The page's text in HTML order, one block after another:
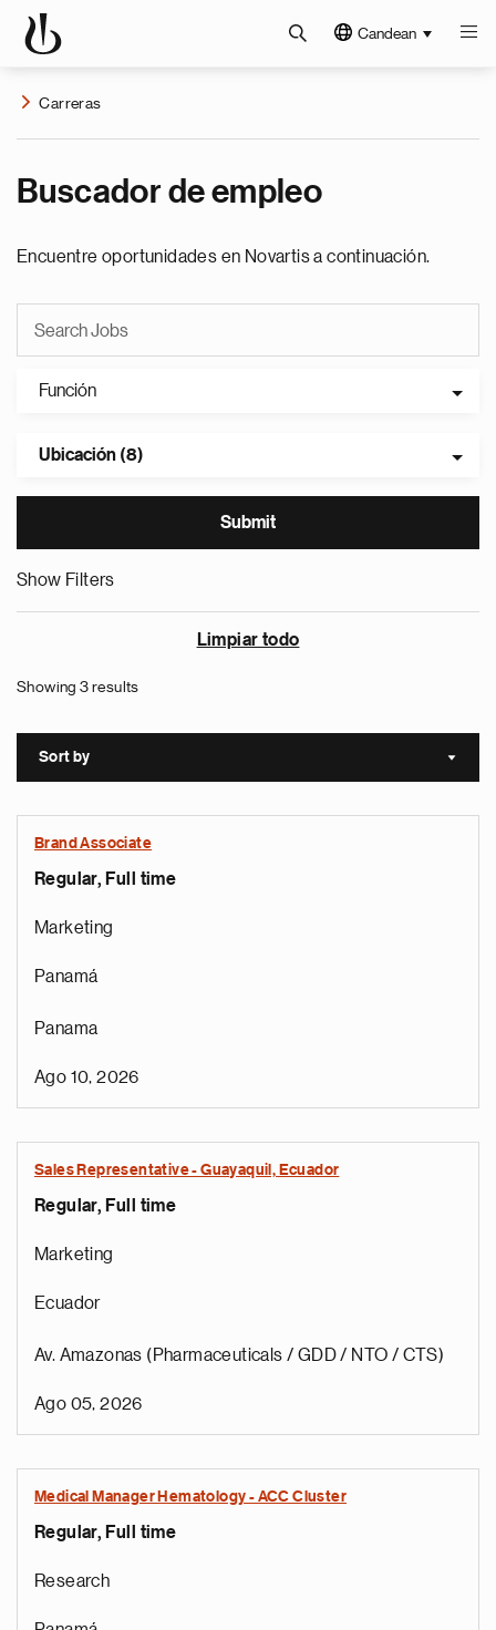
Candean
Carreras
Buscador de empleo
Encuentre oportunidades en Novartis a continuación.
Función
Ubicación (8)
Show Filters
Limpiar todo
Showing 3 results
Sort by Sort
Brand Associate
Regular, Full time
Marketing
Panamá
Panama
Ago 10, 2026
Sales Representative - Guayaquil, Ecuador
Regular, Full time
Marketing
Ecuador
Av. Amazonas (Pharmaceuticals / GDD / NTO / CTS)
Ago 05, 2026
Medical Manager Hematology - ACC Cluster
Regular, Full time
Research